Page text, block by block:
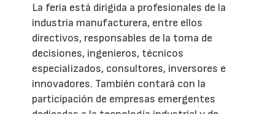
La feria está dirigida a profesionales de la
industria manufacturera, entre ellos
directivos, responsables de la toma de
decisiones, ingenieros, técnicos
especializados, consultores, inversores e
innovadores. También contará con la
participación de empresas emergentes